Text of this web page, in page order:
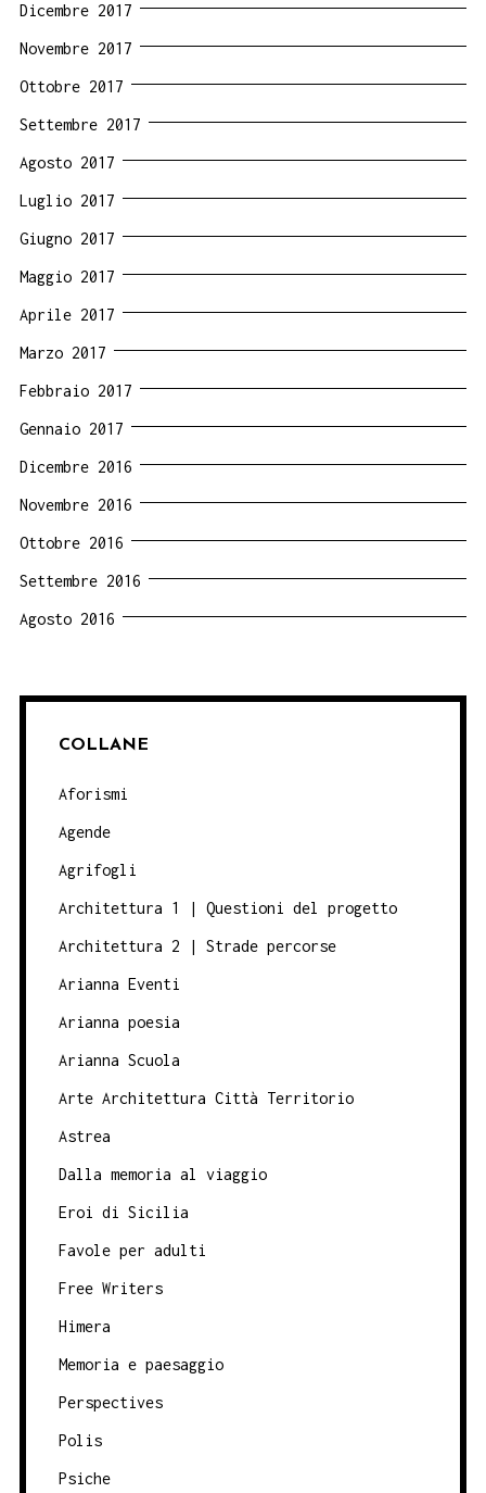
Dicembre 2017
Novembre 2017
Ottobre 2017
Settembre 2017
Agosto 2017
Luglio 2017
Giugno 2017
Maggio 2017
Aprile 2017
Marzo 2017
Febbraio 2017
Gennaio 2017
Dicembre 2016
Novembre 2016
Ottobre 2016
Settembre 2016
Agosto 2016
COLLANE
Aforismi
Agende
Agrifogli
Architettura 1 | Questioni del progetto
Architettura 2 | Strade percorse
Arianna Eventi
Arianna poesia
Arianna Scuola
Arte Architettura Città Territorio
Astrea
Dalla memoria al viaggio
Eroi di Sicilia
Favole per adulti
Free Writers
Himera
Memoria e paesaggio
Perspectives
Polis
Psiche